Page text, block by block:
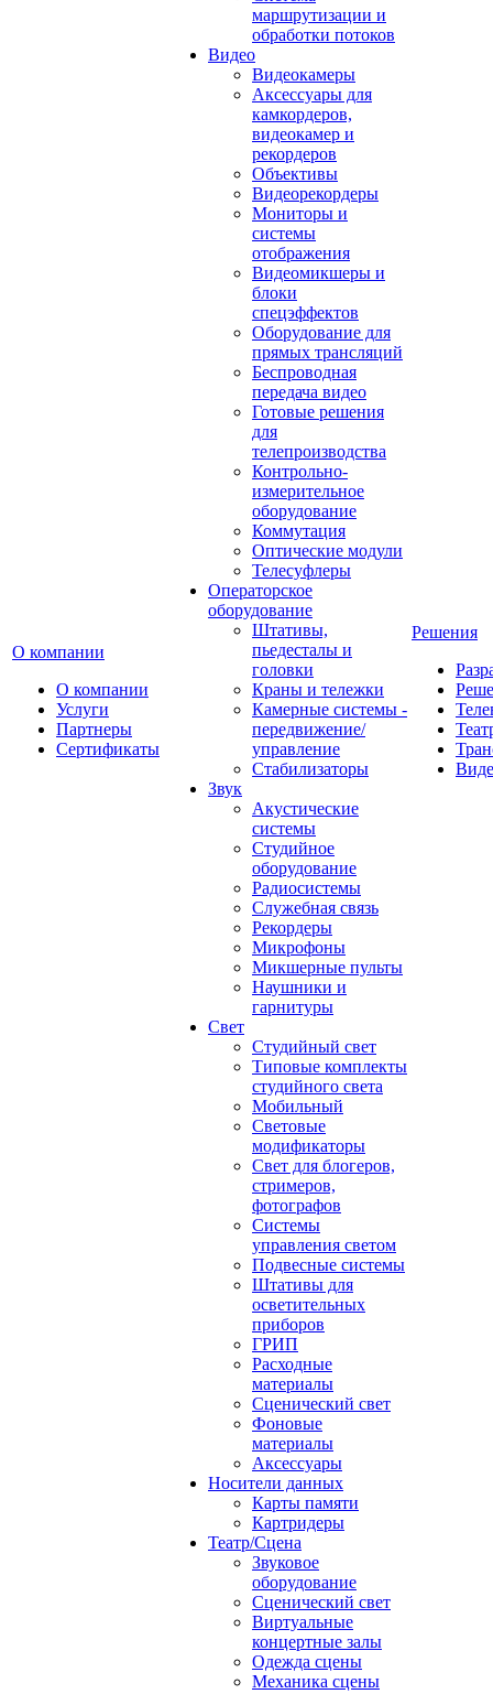
О компании
О компании
Услуги
Партнеры
Сертификаты
маршрутизации и
обработки потоков
Видео
Видеокамеры
Аксессуары для
камкордеров,
видеокамер и
рекордеров
Объективы
Видеорекордеры
Мониторы и
системы
отображения
Видеомикшеры и
блоки
спецэффектов
Оборудование для
прямых трансляций
Беспроводная
передача видео
Готовые решения
для
телепроизводства
Контрольно-
измерительное
оборудование
Коммутация
Оптические модули
Телесуфлеры
Операторское
оборудование
Штативы,
пьедесталы и
головки
Краны и тележки
Камерные системы -
передвижение/
управление
Стабилизаторы
Звук
Акустические
системы
Студийное
оборудование
Радиосистемы
Служебная связь
Рекордеры
Микрофоны
Микшерные пульты
Наушники и
гарнитуры
Свет
Студийный свет
Типовые комплекты
студийного света
Мобильный
Световые
модификаторы
Свет для блогеров,
стримеров,
фотографов
Системы
управления светом
Подвесные системы
Штативы для
осветительных
приборов
ГРИП
Расходные
материалы
Сценический свет
Фоновые
материалы
Аксессуары
Носители данных
Карты памяти
Картридеры
Театр/Сцена
Звуковое
оборудование
Сценический свет
Виртуальные
концертные залы
Одежда сцены
Механика сцены
Решения